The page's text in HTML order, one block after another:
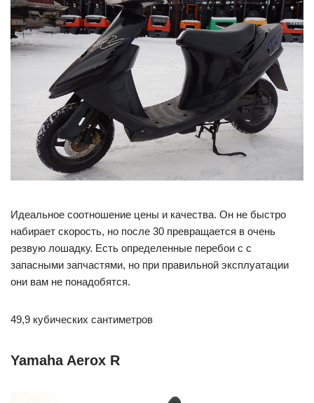
Идеальное соотношение цены и качества. Он не быстро
набирает скорость, но после 30 превращается в очень
резвую лошадку. Есть определенные перебои с с
запасными запчастями, но при правильной эксплуатации
они вам не понадобятся.
49,9 кубических сантиметров
Yamaha Aerox R